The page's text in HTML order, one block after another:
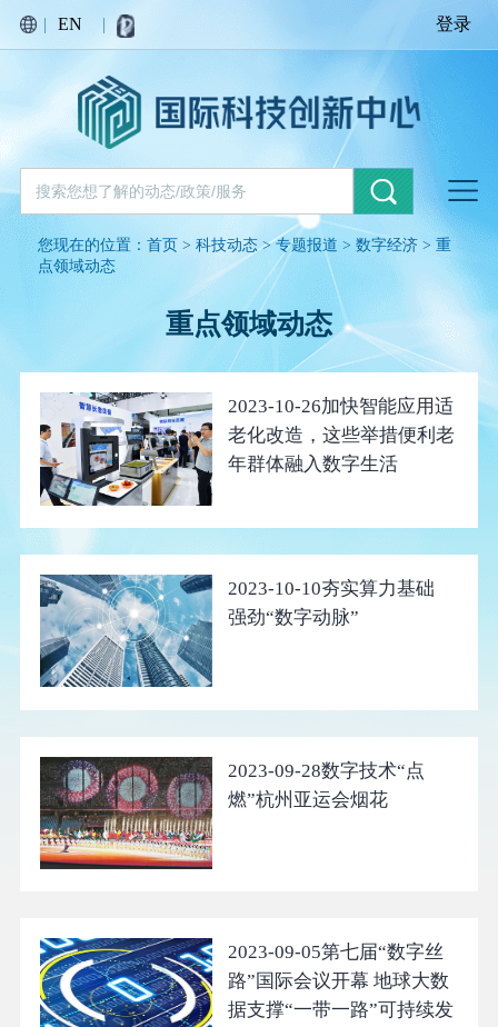
| EN | 登录
您现在的位置：首页 >科技动态>专题报道 >数字经济 >重
点领域动态
重点领域动态
2023-10-26加快智能应用适
老化改造，这些举措便利老
年群体融入数字生活
2023-10-10夯实算力基础
强劲“数字动脉”
2023-09-28数字技术“点
燃”杭州亚运会烟花
2023-09-05第七届“数字丝
路”国际会议开幕 地球大数
据支撑“一带一路”可持续发